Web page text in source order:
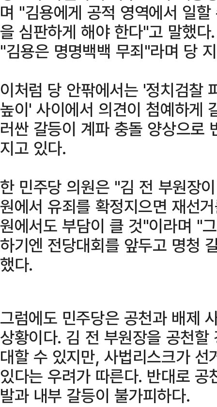
며 "김용에게 공적 영역에서 일
을 심판하게 해야 한다"고 말했
"김용은 명명백백 무죄"라며 당
이처럼 당 안팎에서는 '정치검찰
높이' 사이에서 의견이 첨예하게
러싼 갈등이 계파 충돌 양상으로
지고 있다.
한 민주당 의원은 "김 전 부원장
원에서 유죄를 확정지으면 재선
원에서도 부담이 클 것"이라며 "
하기엔 전당대회를 앞두고 명청
했다.
그럼에도 민주당은 공천과 배제
상황이다. 김 전 부원장을 공천
대할 수 있지만, 사법리스크가
있다는 우려가 따른다. 반대로
발과 내부 갈등이 불가피하다.